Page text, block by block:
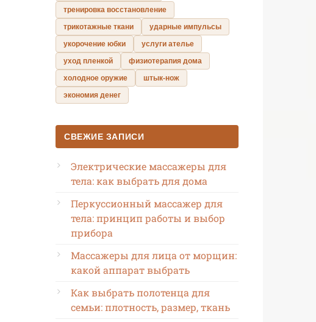
тренировка восстановление
трикотажные ткани
ударные импульсы
укорочение юбки
услуги ателье
уход пленкой
физиотерапия дома
холодное оружие
штык-нож
экономия денег
СВЕЖИЕ ЗАПИСИ
Электрические массажеры для
тела: как выбрать для дома
Перкуссионный массажер для
тела: принцип работы и выбор
прибора
Массажеры для лица от морщин:
какой аппарат выбрать
Как выбрать полотенца для
семьи: плотность, размер, ткань